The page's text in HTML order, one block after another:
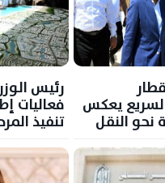
يعكس
نحو النقل
رئيس
فعاليات
تنفيذ